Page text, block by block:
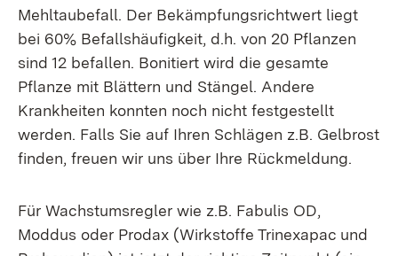
Mehltaubefall. Der Bekämpfungsrichtwert liegt
bei 60% Befallshäufigkeit, d.h. von 20 Pflanzen
sind 12 befallen. Bonitiert wird die gesamte
Pflanze mit Blättern und Stängel. Andere
Krankheiten konnten noch nicht festgestellt
werden. Falls Sie auf Ihren Schlägen z.B. Gelbrost
finden, freuen wir uns über Ihre Rückmeldung.
Für Wachstumsregler wie z.B. Fabulis OD,
Moddus oder Prodax (Wirkstoffe Trinexapac und